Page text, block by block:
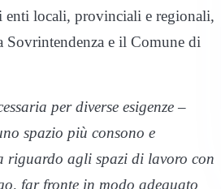
enti locali, provinciali e regionali,
Sovrintendenza e il Comune di
per diverse esigenze –
spazio più consono e
riguardo agli spazi di lavoro con
far fronte in modo adeguato